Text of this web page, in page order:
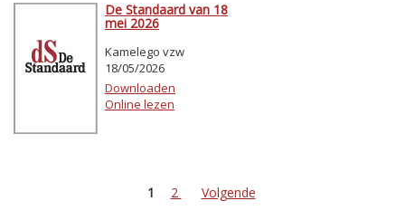
De Standaard van 18
mei 2026
Kamelego vzw
18/05/2026
Downloaden
Online lezen
1 2 Volgende